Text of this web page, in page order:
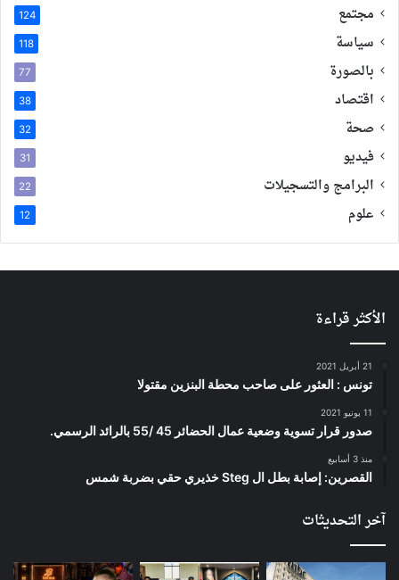
مجتمع 124
سياسة 118
بالصورة 77
اقتصاد 38
صحة 32
فيديو 31
البرامج والتسجيلات 22
علوم 12
الأكثر قراءة
21 أبريل 2021
تونس : العثور على صاحب محطة البنزين مقتولا
11 يونيو 2021
صدور قرار تسوية وضعية عمال الحضائر 45 /55 بالرائد الرسمي.
منذ 3 أسابيع
القصرين: إصابة بطل ال Steg خذيري حقي بضربة شمس
آخر التحديثات